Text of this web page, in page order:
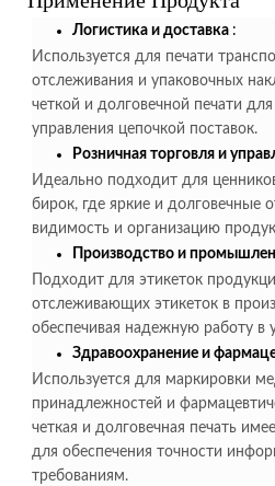
Логистика и доставка :
Используется для печати
отслеживания и упаковочных
четкой и долговечной печати
управления цепочкой поставок.
Розничная торговля и
Идеально подходит для
бирок, где яркие и долговечные
видимость и организацию
Производство и
Подходит для этикеток
отслеживающих этикеток в
обеспечивая надежную работу в
Здравоохранение и
Используется для маркировки
принадлежностей и
четкая и долговечная печать
для обеспечения точности
требованиям.